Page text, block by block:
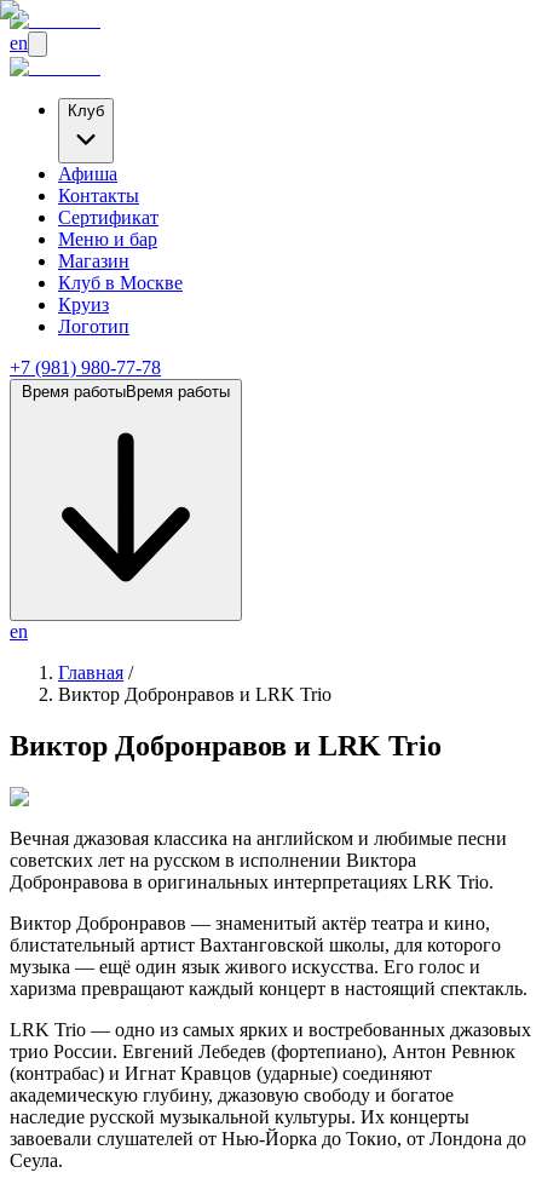
en
Клуб
Афиша
Контакты
Сертификат
Меню и бар
Магазин
Клуб в Москве
Круиз
Логотип
+7 (981) 980-77-78
Время работыВремя работы
en
Главная /
Виктор Добронравов и LRK Trio
Виктор Добронравов и LRK Trio
Вечная джазовая классика на английском и любимые песни
советских лет на русском в исполнении Виктора
Добронравова в оригинальных интерпретациях LRK Trio.
Виктор Добронравов — знаменитый актёр театра и кино,
блистательный артист Вахтанговской школы, для которого
музыка — ещё один язык живого искусства. Его голос и
харизма превращают каждый концерт в настоящий спектакль.
LRK Trio — одно из самых ярких и востребованных джазовых
трио России. Евгений Лебедев (фортепиано), Антон Ревнюк
(контрабас) и Игнат Кравцов (ударные) соединяют
академическую глубину, джазовую свободу и богатое
наследие русской музыкальной культуры. Их концерты
завоевали слушателей от Нью-Йорка до Токио, от Лондона до
Сеула.